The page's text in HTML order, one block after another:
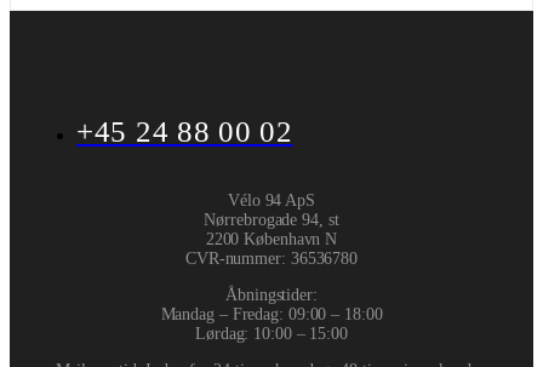
+45 24 88 00 02
Vélo 94 ApS
Nørrebrogade 94, st
2200 København N
CVR-nummer: 36536780
Åbningstider:
Mandag – Fredag: 09:00 – 18:00
Lørdag: 10:00 – 15:00